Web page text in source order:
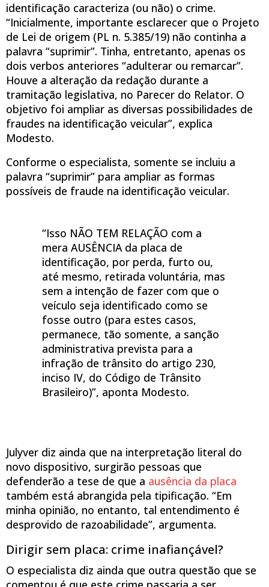
identificação caracteriza (ou não) o crime.
“Inicialmente, importante esclarecer que o Projeto
de Lei de origem (PL n. 5.385/19) não continha a
palavra “suprimir”. Tinha, entretanto, apenas os
dois verbos anteriores “adulterar ou remarcar”.
Houve a alteração da redação durante a
tramitação legislativa, no Parecer do Relator. O
objetivo foi ampliar as diversas possibilidades de
fraudes na identificação veicular”, explica
Modesto.
Conforme o especialista, somente se incluiu a
palavra “suprimir” para ampliar as formas
possíveis de fraude na identificação veicular.
“Isso NÃO TEM RELAÇÃO com a
mera AUSÊNCIA da placa de
identificação, por perda, furto ou,
até mesmo, retirada voluntária, mas
sem a intenção de fazer com que o
veículo seja identificado como se
fosse outro (para estes casos,
permanece, tão somente, a sanção
administrativa prevista para a
infração de trânsito do artigo 230,
inciso IV, do Código de Trânsito
Brasileiro)”, aponta Modesto.
Julyver diz ainda que na interpretação literal do
novo dispositivo, surgirão pessoas que
defenderão a tese de que a ausência da placa
também está abrangida pela tipificação. “Em
minha opinião, no entanto, tal entendimento é
desprovido de razoabilidade”, argumenta.
Dirigir sem placa: crime inafiançável?
O especialista diz ainda que outra questão que se